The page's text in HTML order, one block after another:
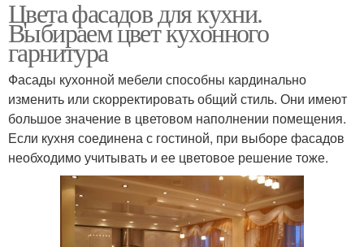
Цвета фасадов для кухни.
Выбираем цвет кухонного
гарнитура
Фасады кухонной мебели способны кардинально
изменить или скорректировать общий стиль. Они имеют
большое значение в цветовом наполнении помещения.
Если кухня соединена с гостиной, при выборе фасадов
необходимо учитывать и ее цветовое решение тоже.